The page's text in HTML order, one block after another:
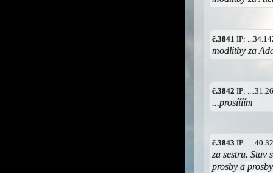
č.3841 IP:
modlitby za
č.3842 IP:
...prosíííím
č.3843 IP:
za sestru. Stav
prosby a